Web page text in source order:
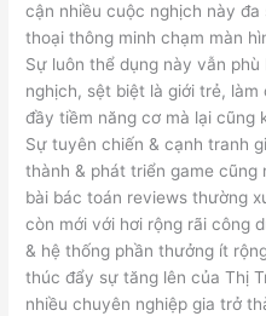
cận nhiều cuộc nghịch này đa
thoại thông minh chạm màn
Sự luôn thể dụng này vẫn
nghịch, sệt biệt là giới trẻ,
đầy tiềm năng cơ mà lại cũng
Sự tuyên chiến & cạnh tranh
thành & phát triển game
bài bác toán reviews thường
còn mới với hơi rộng rãi công
& hệ thống phần thưởng ít
thúc đẩy sự tăng lên của Thị
nhiều chuyên nghiệp gia trở